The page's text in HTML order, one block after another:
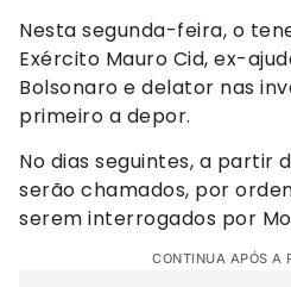
Nesta segunda-feira, o
Exército Mauro Cid, ex-
Bolsonaro e delator nas
primeiro a depor.
No dias seguintes, a partir
serão chamados, por
serem interrogados por
CONTINUA APÓS A